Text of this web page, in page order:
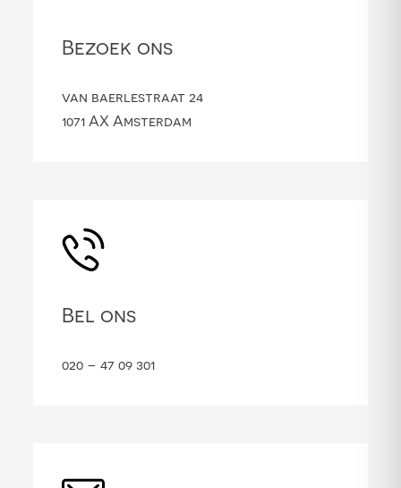
Bezoek ons
van baerlestraat 24
1071 AX Amsterdam
Bel ons
020 – 47 09 301